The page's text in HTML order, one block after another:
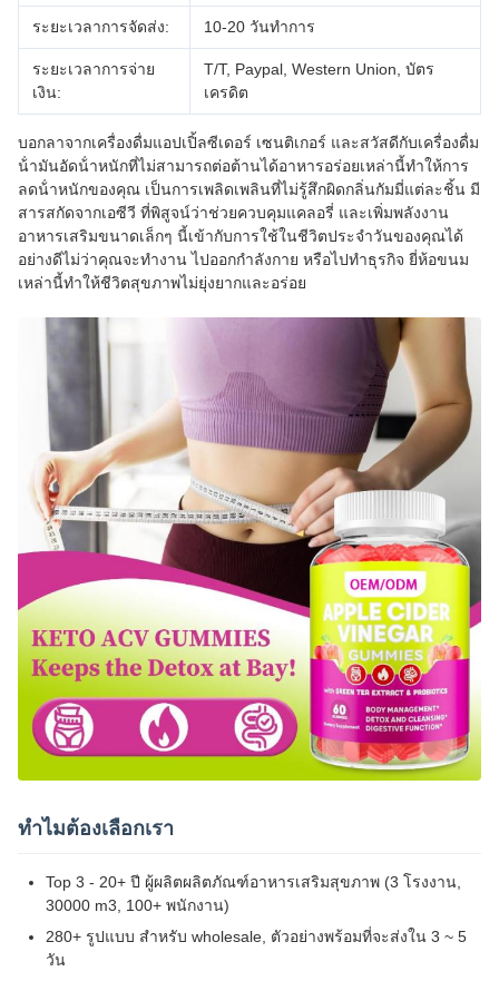
ระยะเวลาการจัดส่ง: 10-20 วันทําการ
ระยะเวลาการจ่าย
เงิน:
T/T, Paypal, Western Union, บัตร
เครดิต
บอกลาจากเครื่องดื่มแอปเปิ้ลซีเดอร์ เซนติเกอร์ และสวัสดีกับเครื่องดื่ม
น้ํามันอัดน้ําหนักที่ไม่สามารถต่อต้านได้อาหารอร่อยเหล่านี้ทําให้การ
ลดน้ําหนักของคุณ เป็นการเพลิดเพลินที่ไม่รู้สึกผิดกลิ่นกัมมี่แต่ละชิ้น มี
สารสกัดจากเอซีวี ที่พิสูจน์ว่าช่วยควบคุมแคลอรี่ และเพิ่มพลังงาน
อาหารเสริมขนาดเล็กๆ นี้เข้ากับการใช้ในชีวิตประจําวันของคุณได้
อย่างดีไม่ว่าคุณจะทํางาน ไปออกกําลังกาย หรือไปทําธุรกิจ ยี่ห้อขนม
เหล่านี้ทําให้ชีวิตสุขภาพไม่ยุ่งยากและอร่อย
ทําไมต้องเลือกเรา
Top 3 - 20+ ปี ผู้ผลิตผลิตภัณฑ์อาหารเสริมสุขภาพ (3 โรงงาน,
30000 m3, 100+ พนักงาน)
280+ รูปแบบ สําหรับ wholesale, ตัวอย่างพร้อมที่จะส่งใน 3 ~ 5
วัน